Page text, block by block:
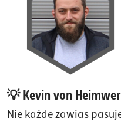
💡 Kevin von
Nie każde zawias